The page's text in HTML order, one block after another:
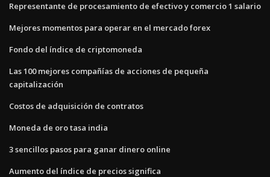
Representante de procesamiento de efectivo y comercio 1 salario
Mejores momentos para operar en el mercado forex
Fondo del índice de criptomoneda
Las 100 mejores compañías de acciones de pequeña
capitalización
Costos de adquisición de contratos
Moneda de oro tasa india
3 sencillos pasos para ganar dinero online
Aumento del índice de precios significa